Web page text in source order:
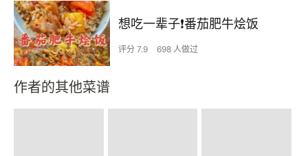
想吃一辈子❗️番茄肥牛烩饭
评分 7.9 698 人做过
作者的其他菜谱